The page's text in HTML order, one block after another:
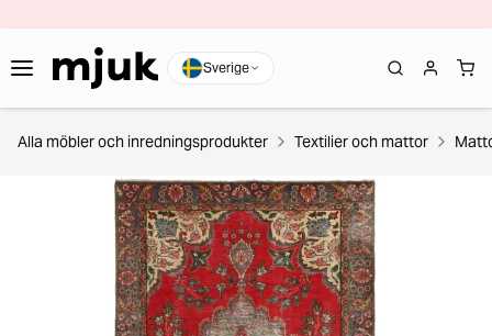
Sverige
Alla möbler och inredningsprodukter Textilier och mattor